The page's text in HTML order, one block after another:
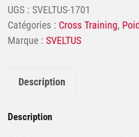
UGS : SVELTUS-1701
Catégories : Cross Training,
SVELTUS
Description
Description